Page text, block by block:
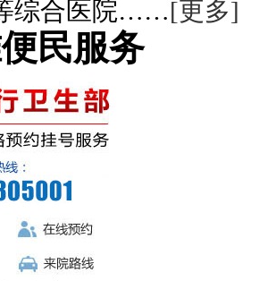
综合医院……[更多]
民服务